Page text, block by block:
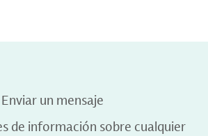
Enviar un mensaje
de información sobre cualquier